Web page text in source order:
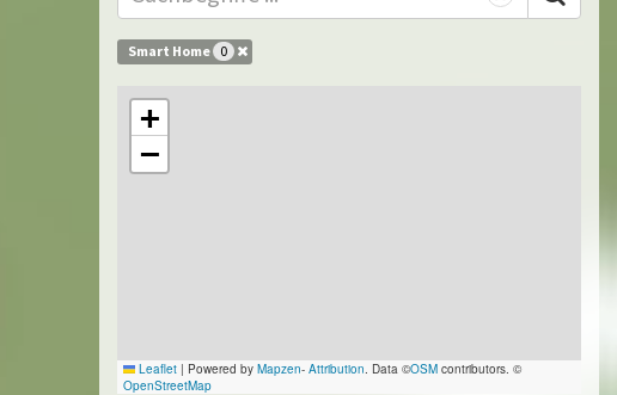
Smart Home 0
+
−
Leaflet | Powered by Mapzen- Attribution . Data ©OSM contributors. ©
OpenStreetMap